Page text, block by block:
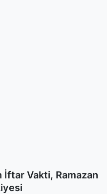
İftar Vakti, Ramazan